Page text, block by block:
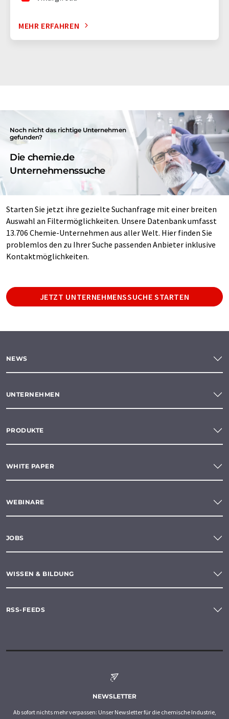
MEHR ERFAHREN
Noch nicht das richtige Unternehmen
gefunden?
Die chemie.de
Unternehmenssuche
Starten Sie jetzt ihre gezielte Suchanfrage mit einer breiten
Auswahl an Filtermöglichkeiten. Unsere Datenbank umfasst
13.706 Chemie-Unternehmen aus aller Welt. Hier finden Sie
problemlos den zu Ihrer Suche passenden Anbieter inklusive
Kontaktmöglichkeiten.
JETZT UNTERNEHMENSSUCHE STARTEN
NEWS
UNTERNEHMEN
PRODUKTE
WHITE PAPER
WEBINARE
JOBS
WISSEN & BILDUNG
RSS-FEEDS
NEWSLETTER
Ab sofort nichts mehr verpassen: Unser Newsletter für die chemische Industrie,